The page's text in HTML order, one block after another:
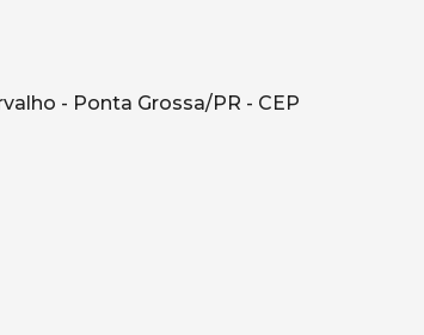
- Ponta Grossa/PR - CEP